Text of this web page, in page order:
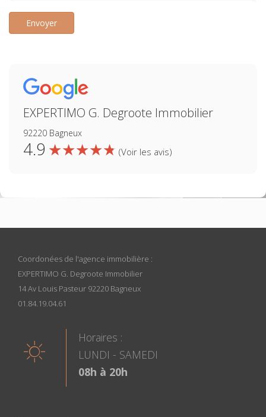
Envoyer
EXPERTIMO G. Degroote Immobilier
92220 Bagneux
4.9 ★★★★★
★★★★★ (Voir les avis)
Coordonées de l'agence immobilière :
EXPERTIMO G. Degroote Immobilier
14 Av Louis Pasteur 92220 Bagneux
01.84.19.04.61
Horaires :
LUNDI - SAMEDI
08h à 20h